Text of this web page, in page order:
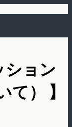
ション
） 】